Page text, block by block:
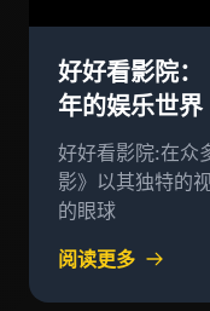
好好看影院
年的娱乐世界
好好看影院:在众
影》以其独特的
的眼球
阅读更多